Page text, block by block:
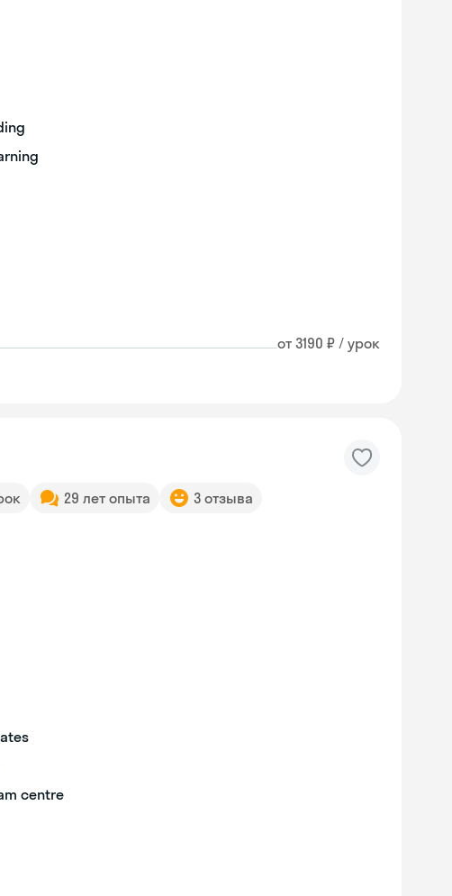
от 3190 ₽ / урок
29 лет опыта 3 отзыва
centre